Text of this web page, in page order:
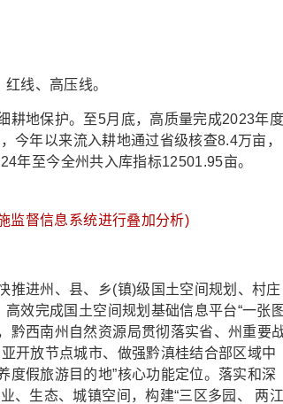
线、高压线。
地保护。至5月底，高质量完成2023年
今年以来流入耕地通过省级核查8.4万亩，
年至今全州共入库指标12501.95亩。
监督信息系统进行叠加分析)
进州、县、乡(镇)级国土空间规划、村庄
效完成国土空间规划基础信息平台“一张
黔西南州自然资源局贯彻落实省、州重要
开放节点城市、做强黔滇桂结合部区域中
度假旅游目的地”核心功能定位。落实和深
、生态、城镇空间，构建“三区多园、 两